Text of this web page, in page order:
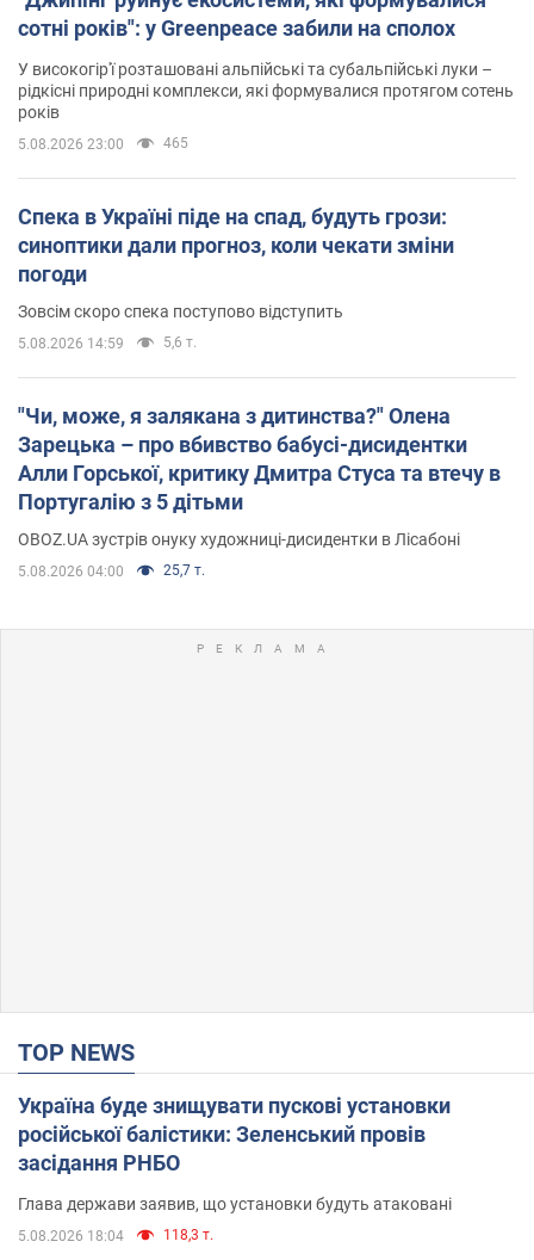
сотні років": у Greenpeace забили на сполох
У високогір'ї розташовані альпійські та субальпійські луки –
рідкісні природні комплекси, які формувалися протягом сотень
років
5.08.2026 23:00 465
Спека в Україні піде на спад, будуть грози:
синоптики дали прогноз, коли чекати зміни
погоди
Зовсім скоро спека поступово відступить
5.08.2026 14:59 5,6 т.
"Чи, може, я залякана з дитинства?" Олена
Зарецька – про вбивство бабусі-дисидентки
Алли Горської, критику Дмитра Стуса та втечу в
Португалію з 5 дітьми
OBOZ.UA зустрів онуку художниці-дисидентки в Лісабоні
5.08.2026 04:00 25,7 т.
TOP NEWS
Україна буде знищувати пускові установки
російської балістики: Зеленський провів
засідання РНБО
Глава держави заявив, що установки будуть атаковані
5.08.2026 18:04 118,3 т.